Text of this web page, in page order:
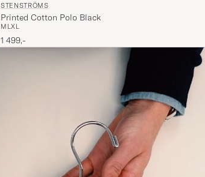
STENSTRÖMS
Printed Cotton Polo Black
M LXL
1 499,-